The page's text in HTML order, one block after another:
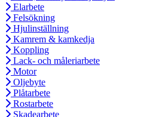
Elarbete
Felsökning
Hjulinställning
Kamrem & kamkedja
Koppling
Lack- och måleriarbete
Motor
Oljebyte
Plåtarbete
Rostarbete
Skadearbete